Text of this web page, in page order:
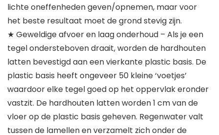
lichte oneffenheden geven/opnemen, maar voor
het beste resultaat moet de grond stevig zijn.
★ Geweldige afvoer en laag onderhoud – Als je een
tegel ondersteboven draait, worden de hardhouten
latten bevestigd aan een vierkante plastic basis. De
plastic basis heeft ongeveer 50 kleine ‘voetjes’
waardoor elke tegel goed op het oppervlak eronder
vastzit. De hardhouten latten worden 1 cm van de
vloer op de plastic basis geheven. Regenwater valt
tussen de lamellen en verzamelt zich onder de